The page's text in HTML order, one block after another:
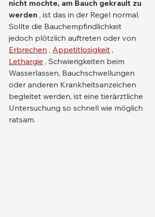
nicht mochte, am Bauch gekrault zu
werden , ist das in der Regel normal.
Sollte die Bauchempfindlichkeit
jedoch plötzlich auftreten oder von
Erbrechen , Appetitlosigkeit ,
Lethargie , Schwierigkeiten beim
Wasserlassen, Bauchschwellungen
oder anderen Krankheitsanzeichen
begleitet werden, ist eine tierärztliche
Untersuchung so schnell wie möglich
ratsam.